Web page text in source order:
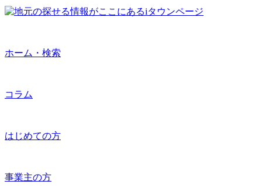
ホーム・検索
コラム
はじめての方
事業主の方